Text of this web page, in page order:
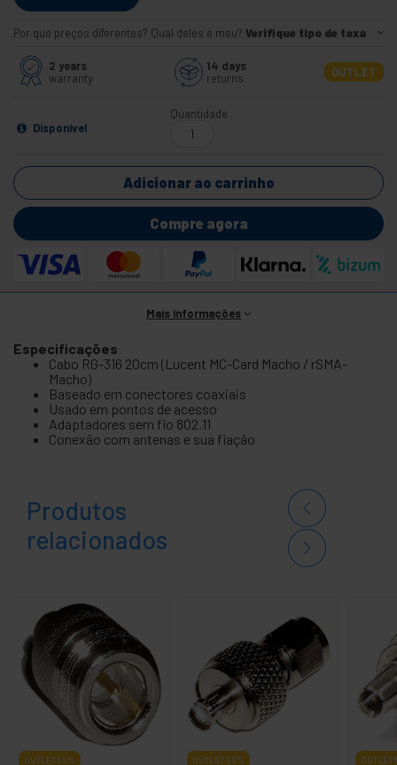
Por que preços diferentes? Qual deles é meu? Verifique tipo de taxa
2 years
warranty
14 days
returns
OUTLET
Disponível
Quantidade
Adicionar ao carrinho
Compre agora
Mais informações
Especificações
Cabo RG-316 20cm (Lucent MC-Card Macho / rSMA-
Macho)
Baseado em conectores coaxiais
Usado em pontos de acesso
Adaptadores sem fio 802.11
Conexão com antenas e sua fiação
Produtos
relacionados
OUTLET85% OUTLET 50% OUTLET